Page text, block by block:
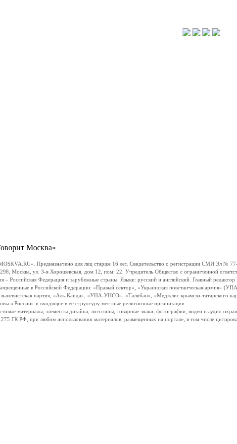
Москва»
Предназначено для лиц старше 16 лет. Свидетельство о регистрации СМИ Эл №
Москва, ул. 3-я Хорошевская, дом 12, пом. 22. Учредитель Общество с ограниченной
– Российская Федерация и зарубежные страны. Языки: русский и английский. Главный
в Российской Федерации: «Правый сектор», «Украинская повстанческая
партия, «Аль-Каида», «УНА-УНСО», «Талибан», «Меджлис крымско-татарского
в России» и входящие в ее структуру местные религиозные организации.
материалы, элементы дизайна, логотипы, товарные знаки, фотографии, видео и аудио
ГК РФ, при любом использовании материалов, размещенных на портале, в том числе